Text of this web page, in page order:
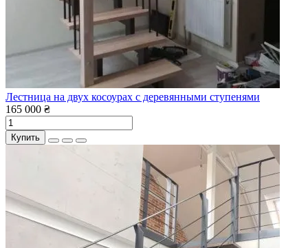
Лестница на двух косоурах с деревянными ступенями
165 000 ₴
Купить